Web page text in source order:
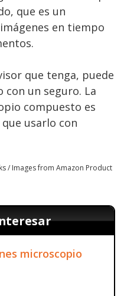
que es un
en tiempo
que tenga, puede
un seguro. La
compuesto es
usarlo con
/ Images from Amazon Product
microscopio